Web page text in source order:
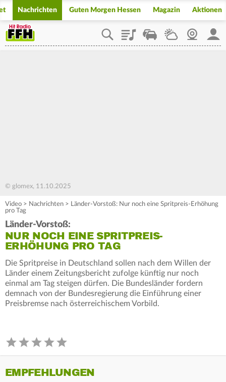
Nachrichten Guten Morgen Hessen Magazin Aktionen
PlaylistStaupilotWetterWebcam
© glomex, 11.10.2025
Video > Nachrichten > Länder-Vorstoß: Nur noch eine Spritpreis-Erhöhung
pro Tag
Länder-Vorstoß:
NUR NOCH EINE SPRITPREIS-
ERHÖHUNG PRO TAG
Die Spritpreise in Deutschland sollen nach dem Willen der
Länder einem Zeitungsbericht zufolge künftig nur noch
einmal am Tag steigen dürfen. Die Bundesländer fordern
demnach von der Bundesregierung die Einführung einer
Preisbremse nach österreichischem Vorbild.
EMPFEHLUNGEN